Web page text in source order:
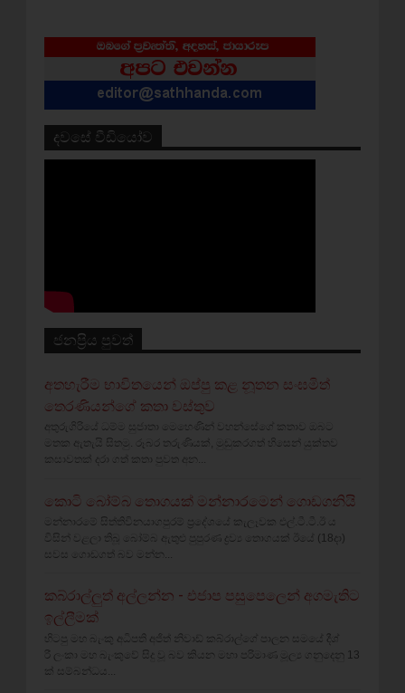
දවසේ වීඩියෝව
ජනප්‍රිය පුවත්
අතහැරීම භාවිතයෙන් ඔප්පු කළ නූතන සංඝමිත්
තෙරණියන්ගේ කතා වස්‌තුව
අතුරුගිරියේ ධම්ම සුජාතා මෙහෙණින් වහන්සේගේ කතාව ඔබට
මතක ඇතැයි සිතමු. රූබර තරුණියක්‌, මුඩුකරගත් හිසෙන් යුක්‌තව
කසාවතක්‌ දරා ගත් කතා පුවත අන...
කොටි බෝම්බ තොගයක් මන්නාරමෙන් ගොඩගනියි
මන්නාරමේ සිත්තිවිනයාගපුරම් ප්‍රදේශයේ කැලෑවක එල්.ටී.ටී.ඊ ය
විසින් වළලා තිබූ බෝම්බ ඇතුළු පුපුරණ ද්‍රව්‍ය තොගයක් ඊයේ (18දා)
සවස ගොඩගත් බව මන්න...
කබ්රාල්ලුත් අල්ලන්න - එජාප පසුපෙලෙන් අගමැතිට
ඉල්ලීමක්
හිටපු මහ බැංකු අධිපති අජිත් නිවාඩ් කබ්රාල්ගේ පාලන සමයේ දීශ්‍
රී ලංකා මහ බැංකුවේ සිදු වූ බව කියන මහා පරිමාණ මූල්‍ය ගනුදෙනු 13
ක් සම්බන්ධය...